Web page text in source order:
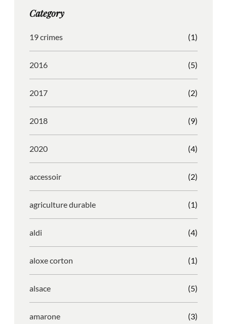
r
m
o
Category
19 crimes (1)
2016 (5)
2017 (2)
2018 (9)
2020 (4)
accessoir (2)
agriculture durable (1)
aldi (4)
aloxe corton (1)
alsace (5)
amarone (3)